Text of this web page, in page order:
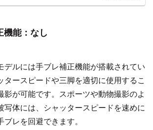
機能：なし
デルには手ブレ補正機能が搭載されてい
タースピードや三脚を適切に使用するこ
影が可能です。スポーツや動物撮影のよ
写体には、シャッタースピードを速めに
レを回避できます。